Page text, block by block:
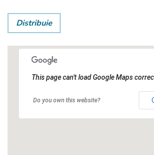
Distribuie
This page can't load Google Maps
Do you own this website?